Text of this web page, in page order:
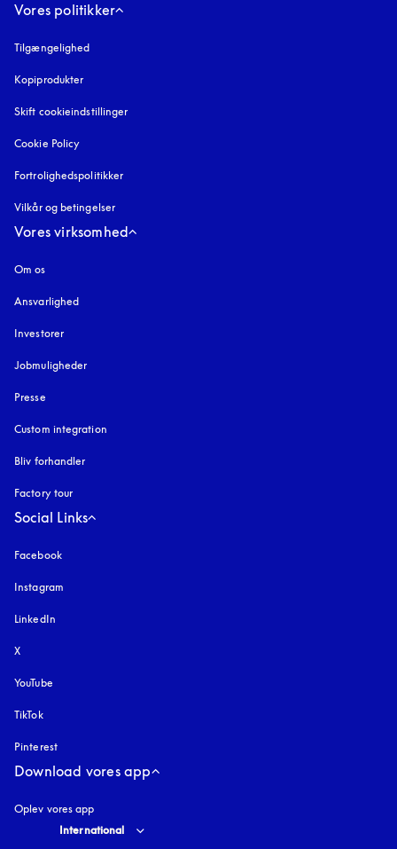
Vores politikker
Tilgængelighed
Kopiprodukter
Skift cookieindstillinger
Cookie Policy
Fortrolighedspolitikker
Vilkår og betingelser
Vores virksomhed
Om os
Ansvarlighed
Investorer
Jobmuligheder
Presse
Custom integration
Bliv forhandler
Factory tour
Social Links
Facebook
Instagram
LinkedIn
X
YouTube
TikTok
Pinterest
Download vores app
Oplev vores app
Select country and language
International